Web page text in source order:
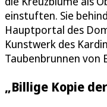
einstuften. Sie
Hauptportal des
Kunstwerk des
Taubenbrunnen von
„Billige Kopie